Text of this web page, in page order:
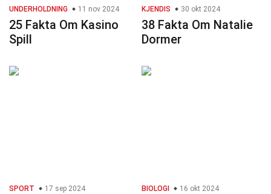
UNDERHOLDNING 11 nov 2024
25 Fakta Om Kasino
Spill
KJENDIS 30 okt 2024
38 Fakta Om Natalie
Dormer
SPORT 17 sep 2024 BIOLOGI 16 okt 2024